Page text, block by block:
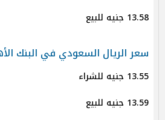
13.58 جنيه للبيع
سعر الريال السعودي في البنك
13.55 جنيه للشراء
13.59 جنيه للبيع